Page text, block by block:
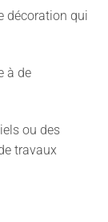
décoration qui
à de
ou des
travaux